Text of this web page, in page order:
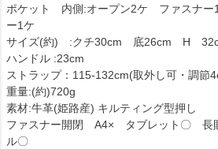
ポケット 内側:オープン2ケ ファスナー
ー1ケ
サイズ(約) :クチ30cm 底26cm H
ハンドル :23cm
ストラップ：115-132cm(取外し可・調節
重量:(約)720g
素材:牛革(姫路産) キルティング型押し
ファスナー開閉 A4× タブレット〇 長
ル〇